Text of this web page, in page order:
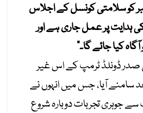
کہ “5 نومبر کو سلامتی کونسل کے اجلاس
ہدایت پر عمل جاری ہے اور
کیا جائے گا۔”
صدر ڈونلڈ ٹرمپ کے اس غیر
سامنے آیا، جس میں انہوں نے
جوہری تجربات دوبارہ شروع